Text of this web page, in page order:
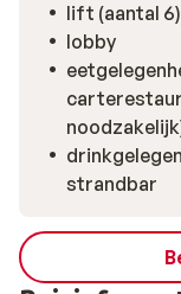
lift (aantal 6)
lobby
strandbar